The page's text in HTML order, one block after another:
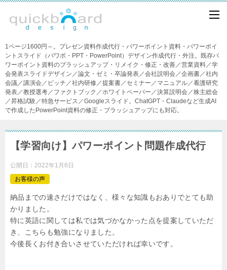
1ページ1600円～。プレゼン資料作成代行・パワーポイント資料・パワーポイ
ントスライド（パワポ・PPT・PowerPoint）デザイン作成代行・外注。既存パ
ワーポイント資料のブラッシュアップ・リメイク・修正・改善／営業資料／学
会発表スライドデザイン／論文・ゼミ・卒論発表／会社説明会／企画書／社内
会議／講演会／ピッチ／社内研修／提案書／セミナー／マニュアル／看護研究
発表／教授選考／ファクトブック／ホワイトペーパー／決算説明会／株主総会
／昇格試験／特急サービス／Googleスライド。ChatGPT・Claudeなど生成AI
で作成したPowerPoint資料の修正・ブラッシュアップにも対応。
【学習向け】パワーポイント問題作成代行
公開日： 2022年1月6日
お客様の声
納品までの速さだけではなく、様々な知識もおありでとても助
かりました。
特に英語に関しては私では気づかなかった点を提案していただ
き、こちらも勉強になりました。
今後長くお付き合いさせていただければ幸いです。